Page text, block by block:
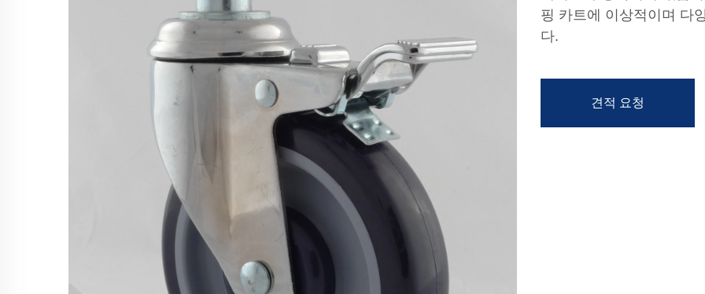
핑 카트에 이상적이며 다
다.
견적 요청